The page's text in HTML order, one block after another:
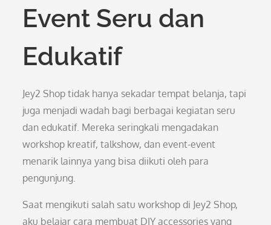
Event Seru dan
Edukatif
Jey2 Shop tidak hanya sekadar tempat belanja, tapi
juga menjadi wadah bagi berbagai kegiatan seru
dan edukatif. Mereka seringkali mengadakan
workshop kreatif, talkshow, dan event-event
menarik lainnya yang bisa diikuti oleh para
pengunjung.
Saat mengikuti salah satu workshop di Jey2 Shop,
aku belajar cara membuat DIY accessories yang